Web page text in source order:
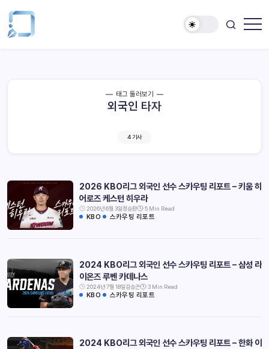
태그 둘러보기
외국인 타자
4 기사
2026 KBO리그 외국인 선수 스카우팅 리포트 – 키움 히
어로즈 케스턴 히우라
2026년 6월 3일정승환 5 Min Read
KBO 스카우팅 리포트
2024 KBO리그 외국인 선수 스카우팅 리포트 – 삼성 라
이온즈 루벤 카데나스
2024년 7월 18일김승곤 3 Min Read
KBO 스카우팅 리포트
2024 KBO리그 외국인 선수 스카우팅 리포트 – 한화 이